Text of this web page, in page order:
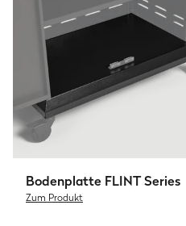
Bodenplatte FLINT Series
Zum Produkt